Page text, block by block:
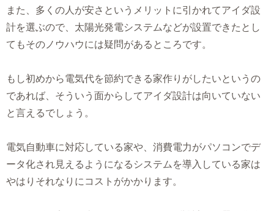
また、多くの人が安さというメリットに引かれてアイダ設
計を選ぶので、太陽光発電システムなどが設置できたとし
てもそのノウハウには疑問があるところです。
もし初めから電気代を節約できる家作りがしたいというの
であれば、そういう面からしてアイダ設計は向いていない
と言えるでしょう。
電気自動車に対応している家や、消費電力がパソコンでデ
ータ化され見えるようになるシステムを導入している家は
やはりそれなりにコストがかかります。